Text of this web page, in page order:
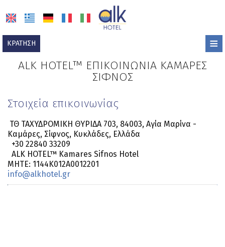
≡
ΚΡΆΤΗΣΗ
ΑΡΧΙΚΉ
ΤΟΠΟΘΕΣΊΑ
ΔΙΑΜΟΝΉ
ΠΑΡΟΧΈΣ
ΠΟΛΙΤΙΚΉ
ΣΥΧΝΈΣ ΕΡΩΤΉΣΕΙΣ
ALK HOTEL™ ΕΠΙΚΟΙΝΩΝΊΑ ΚΑΜΆΡΕΣ
ΣΊΦΝΟΣ
Στοιχεία επικοινωνίας
ΤΘ ΤΑΧΥΔΡΟΜΙΚΗ ΘΥΡΙΔΑ 703, 84003, Αγία Μαρίνα -
Καμάρες, Σίφνος, Κυκλάδες, Ελλάδα
+30 22840 33209
ALK HOTEL™ Kamares Sifnos Hotel
MHTE: 1144K012A0012201
info@alkhotel.gr